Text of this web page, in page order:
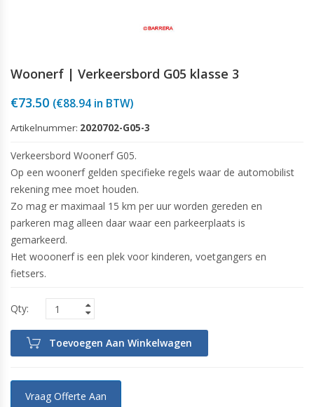
Woonerf | Verkeersbord G05 klasse 3
€73.50 (€88.94 in BTW)
Artikelnummer: 2020702-G05-3
Verkeersbord Woonerf G05.
Op een woonerf gelden specifieke regels waar de automobilist
rekening mee moet houden.
Zo mag er maximaal 15 km per uur worden gereden en
parkeren mag alleen daar waar een parkeerplaats is
gemarkeerd.
Het wooonerf is een plek voor kinderen, voetgangers en
fietsers.
Toevoegen Aan Winkelwagen
Vraag Offerte Aan